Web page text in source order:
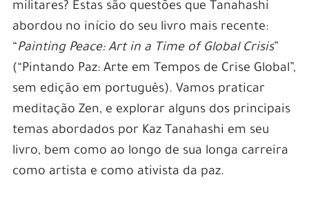
militares? Estas são questões que Tanahashi
abordou no início do seu livro mais recente:
“Painting Peace: Art in a Time of Global Crisis”
(“Pintando Paz: Arte em Tempos de Crise Global”,
sem edição em português). Vamos praticar
meditação Zen, e explorar alguns dos principais
temas abordados por Kaz Tanahashi em seu
livro, bem como ao longo de sua longa carreira
como artista e como ativista da paz.